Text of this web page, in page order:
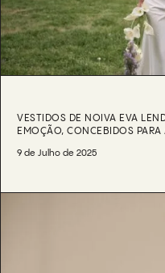
VESTIDOS DE NOIVA EVA
EMOÇÃO, CONCEBIDOS
9 de Julho de 2025